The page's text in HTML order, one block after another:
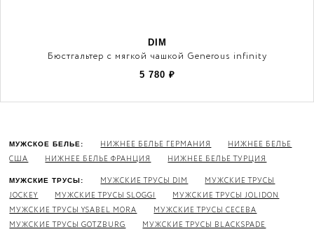
DIM
Бюстгальтер с мягкой чашкой Generous infinity
5 780 ₽
МУЖСКОЕ БЕЛЬЕ: НИЖНЕЕ БЕЛЬЕ ГЕРМАНИЯ
НИЖНЕЕ БЕЛЬЕ
США
НИЖНЕЕ БЕЛЬЕ ФРАНЦИЯ НИЖНЕЕ БЕЛЬЕ ТУРЦИЯ
МУЖСКИЕ ТРУСЫ: МУЖСКИЕ ТРУСЫ DIM
МУЖСКИЕ ТРУСЫ
JOCKEY
МУЖСКИЕ ТРУСЫ SLOGGI
МУЖСКИЕ ТРУСЫ JOLIDON
МУЖСКИЕ ТРУСЫ YSABEL MORA
МУЖСКИЕ ТРУСЫ CECEBA
МУЖСКИЕ ТРУСЫ GOTZBURG
МУЖСКИЕ ТРУСЫ BLACKSPADE